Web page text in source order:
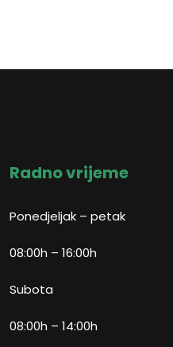
Radno vrijeme
Ponedjeljak – petak
08:00h – 16:00h
Subota
08:00h – 14:00h